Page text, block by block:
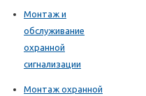
Монтаж и
обслуживание
охранной
сигнализации
Монтаж охранной